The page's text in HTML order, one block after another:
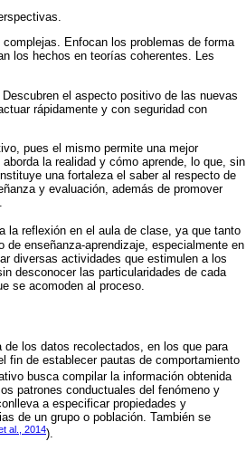
Enfocan los problemas de forma
los hechos en teorías coherentes. Les
el aspecto positivo de las nuevas
rápidamente y con seguridad con
pues el mismo permite una mejor
la realidad y cómo aprende, lo que, sin
una fortaleza el saber al respecto de
y evaluación, además de promover
la reflexión en el aula de clase, ya que tanto
enseñanza-aprendizaje, especialmente en
diversas actividades que estimulen a los
desconocer las particularidades de cada
se acomoden al proceso.
los datos recolectados, en los que para
fin de establecer pautas de comportamiento
busca compilar la información obtenida
patrones conductuales del fenómeno y
a especificar propiedades y
de un grupo o población. También se
al., 2014).